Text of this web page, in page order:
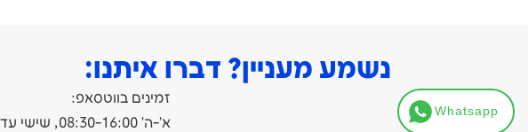
נשמע מעניין? דברו איתנו:
Whatsapp
זמינים בווטסאפ:
א'-ה' 08:30-16:00, שישי עד 13:00